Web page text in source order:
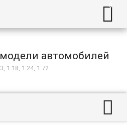

автомобилей
1:18, 1:24, 1:72
